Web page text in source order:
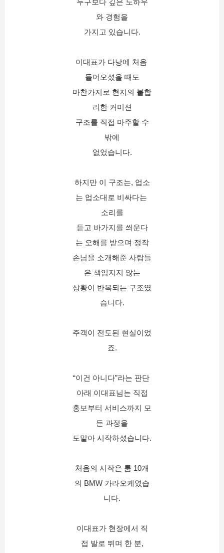
와 경험을
가지고 있습니다.
이대표가 다낭에 처음
들어오셨을 때도
마찬가지로 현지의 불합
리한 커미션
구조를 직접 마주할 수
밖에
없었습니다.
하지만 이 구조는, 업소
는 업소대로 비싸다는
소리를
듣고 바가지를 씌운다
는 오해를 받으며 정작
손님을 소개해준 사람들
은 책임지지 않는
상황이 반복되는 구조였
습니다.
주객이 전도된 현실이었
죠.
“이건 아니다”라는 판단
아래 이대표님는 직접
홍보부터 서비스까지 모
든 과정을
도맡아 시작하셨습니다.
처음의 시작은 룸 10개
의 BMW 가라오케였습
니다.
이대표가 현장에서 직
접 발로 뛰며 한 분,